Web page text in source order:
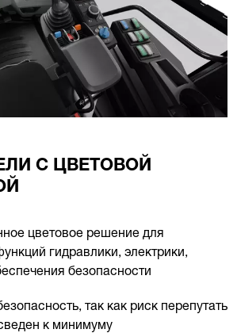
С ЦВЕТОВОЙ
цветовое решение для
гидравлики, электрики,
безопасности
так как риск перепутать
к минимуму